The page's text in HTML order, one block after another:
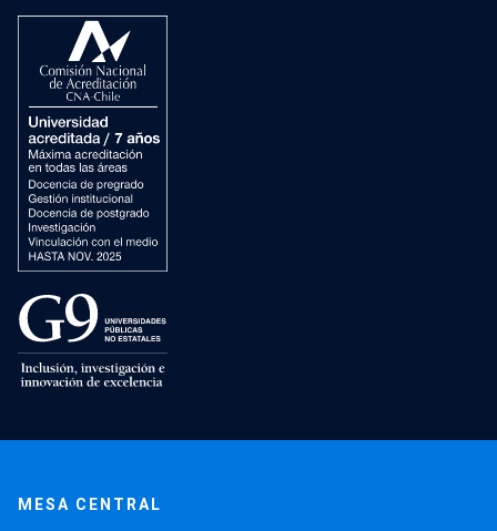
MESA CENTRAL